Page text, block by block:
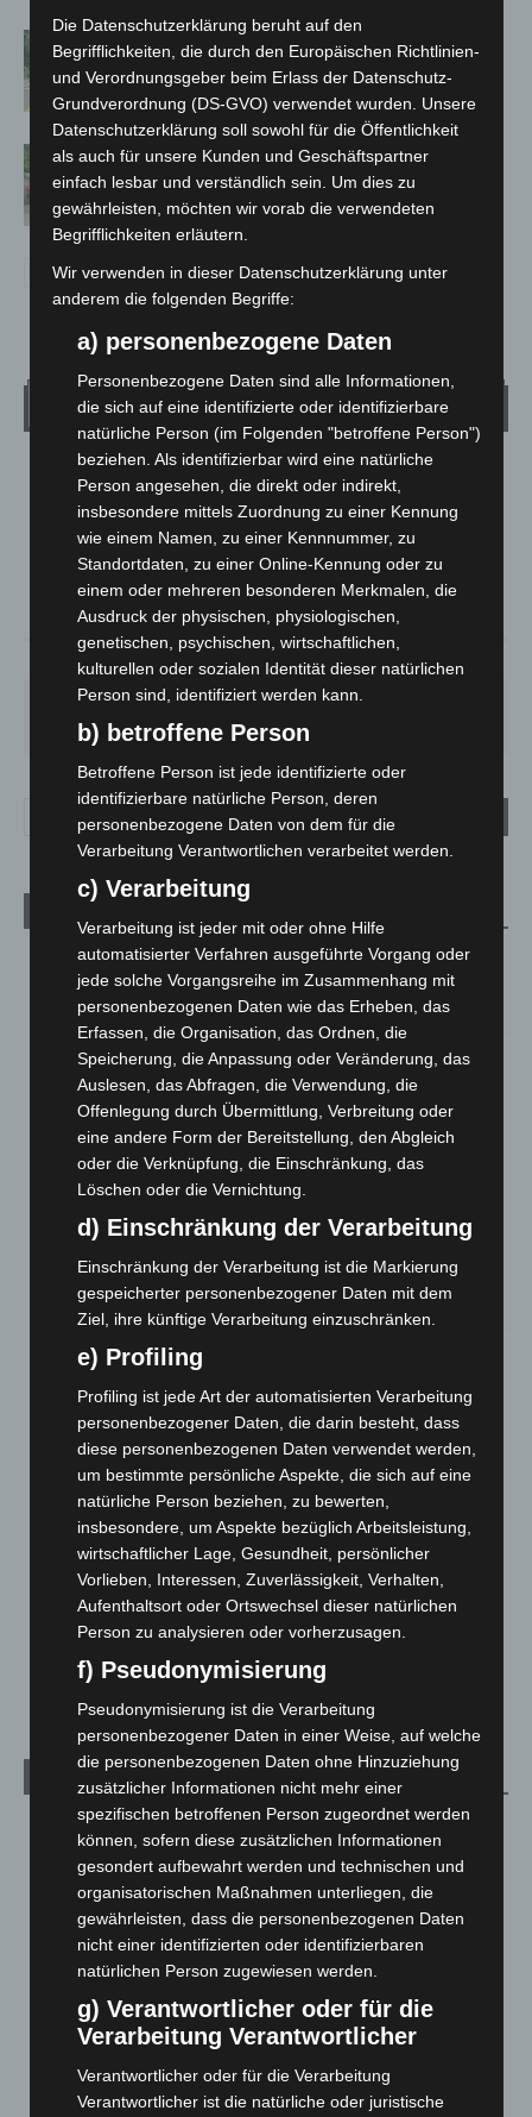
Brand im „Haus der Begegnung“ in
Neuwarmbüchen schnell eingedämmt
Region Hannover: 21 neue
Notfallsanitäter starten beim Roten
Kreuz
Wetter
LANGENHAGEN
Mäßig Bewölkt
27.1°C 28.3 °
26.7°
1.8m/s 36%
SO.
33°
MO.
27°
DI.
24°
MI.
Kunst trifft Weingenuss: Barbara-Susann Mehring zeigt ihre
Werke im Jacques’ Wein-Depot Isernhagen
8. August 2026
A2: Zweite Turbobaustelle startet zwischen Hannover-West
und Bothfeld
8. August 2026
Niedersachsen: Feuerwehrkräfte kehren nach
Waldbrandeinsatz aus Spanien zurück
entdeckt
7. August 2026
Brand im „Haus der Begegnung“ in Neuwarmbüchen schnell
eingedämmt
6. August 2026
Region Hannover: 21 neue Notfallsanitäter starten beim
Roten Kreuz
5. August 2026
Mann läuft mit Hockeyschläger über A7 – Polizei sucht
Zeugen
5. August 2026
5. August 2026
Kategorien
Blaulicht
Corona-News
Hannover und Region
Langenhagen und Ortsteile
Leserbriefe
Menschen
Über uns
Veranstaltungen
Die Datenschutzerklärung beruht auf den
Begrifflichkeiten, die durch den Europäischen Richtlinien-
und Verordnungsgeber beim Erlass der Datenschutz-
Grundverordnung (DS-GVO) verwendet wurden. Unsere
Datenschutzerklärung soll sowohl für die Öffentlichkeit
als auch für unsere Kunden und Geschäftspartner
einfach lesbar und verständlich sein. Um dies zu
gewährleisten, möchten wir vorab die verwendeten
Begrifflichkeiten erläutern.
Wir verwenden in dieser Datenschutzerklärung unter
anderem die folgenden Begriffe:
a) personenbezogene Daten
Personenbezogene Daten sind alle Informationen,
die sich auf eine identifizierte oder identifizierbare
natürliche Person (im Folgenden "betroffene Person")
beziehen. Als identifizierbar wird eine natürliche
Person angesehen, die direkt oder indirekt,
insbesondere mittels Zuordnung zu einer Kennung
wie einem Namen, zu einer Kennnummer, zu
Standortdaten, zu einer Online-Kennung oder zu
einem oder mehreren besonderen Merkmalen, die
Ausdruck der physischen, physiologischen,
genetischen, psychischen, wirtschaftlichen,
kulturellen oder sozialen Identität dieser natürlichen
Person sind, identifiziert werden kann.
b) betroffene Person
Betroffene Person ist jede identifizierte oder
identifizierbare natürliche Person, deren
personenbezogene Daten von dem für die
Verarbeitung Verantwortlichen verarbeitet werden.
c) Verarbeitung
Verarbeitung ist jeder mit oder ohne Hilfe
automatisierter Verfahren ausgeführte Vorgang oder
jede solche Vorgangsreihe im Zusammenhang mit
personenbezogenen Daten wie das Erheben, das
Erfassen, die Organisation, das Ordnen, die
Speicherung, die Anpassung oder Veränderung, das
Auslesen, das Abfragen, die Verwendung, die
Offenlegung durch Übermittlung, Verbreitung oder
eine andere Form der Bereitstellung, den Abgleich
oder die Verknüpfung, die Einschränkung, das
Löschen oder die Vernichtung.
d) Einschränkung der Verarbeitung
Einschränkung der Verarbeitung ist die Markierung
gespeicherter personenbezogener Daten mit dem
Ziel, ihre künftige Verarbeitung einzuschränken.
e) Profiling
Profiling ist jede Art der automatisierten Verarbeitung
personenbezogener Daten, die darin besteht, dass
diese personenbezogenen Daten verwendet werden,
um bestimmte persönliche Aspekte, die sich auf eine
natürliche Person beziehen, zu bewerten,
insbesondere, um Aspekte bezüglich Arbeitsleistung,
wirtschaftlicher Lage, Gesundheit, persönlicher
Vorlieben, Interessen, Zuverlässigkeit, Verhalten,
Aufenthaltsort oder Ortswechsel dieser natürlichen
Person zu analysieren oder vorherzusagen.
f) Pseudonymisierung
Pseudonymisierung ist die Verarbeitung
personenbezogener Daten in einer Weise, auf welche
die personenbezogenen Daten ohne Hinzuziehung
zusätzlicher Informationen nicht mehr einer
spezifischen betroffenen Person zugeordnet werden
können, sofern diese zusätzlichen Informationen
gesondert aufbewahrt werden und technischen und
organisatorischen Maßnahmen unterliegen, die
gewährleisten, dass die personenbezogenen Daten
nicht einer identifizierten oder identifizierbaren
natürlichen Person zugewiesen werden.
g) Verantwortlicher oder für die
Verarbeitung Verantwortlicher
Verantwortlicher oder für die Verarbeitung
Verantwortlicher ist die natürliche oder juristische